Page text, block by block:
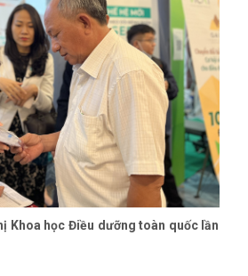
Khoa học Điều dưỡng toàn quốc lần